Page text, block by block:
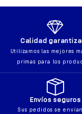
Calidad
Utilizamos las mejores
primas para los
Envíos seguros
Sus pedidos se